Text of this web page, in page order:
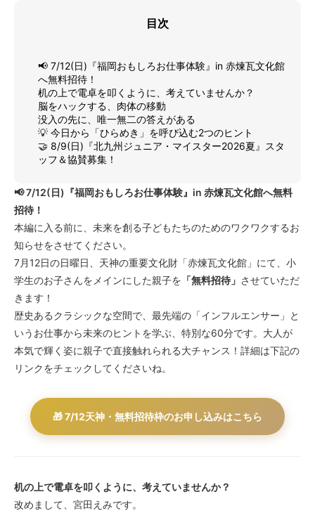
目次
📢 7/12(日)『福岡おもしろお仕事体験』in 赤煉瓦文化館
へ無料招待！
机の上で電卓を叩くように、考えていませんか？
脳をハックする、肉体の移動
没入の先に、唯一無二の答えがある
💡 今日から「ひらめき」を呼び込む2つのヒント
🤝 8/9(日)『北九州ジュニア・マイスター2026夏』スタ
ッフ＆協賛募集！
📢 7/12(日)『福岡おもしろお仕事体験』in 赤煉瓦文化館へ無料
招待！
本編に入る前に、未来を創る子どもたちのためのワクワクするお
知らせをさせてください。
7月12日の日曜日、天神の重要文化財「赤煉瓦文化館」にて、小
学生のお子さんをメインにした親子を 「無料招待」 させていただ
きます！
歴史あるクラシックな空間で、最先端の「インフルエンサー」と
いうお仕事から未来のヒントを学ぶ、特別な60分です。大人が
本気で輝く姿に親子で直接触れられる大チャンス！詳細は下記の
リンクをチェックしてくださいね。
🎁 7/12天神・無料招待枠のお申し込みはこちら
机の上で電卓を叩くように、考えていませんか？
改めまして、宮田えみです。